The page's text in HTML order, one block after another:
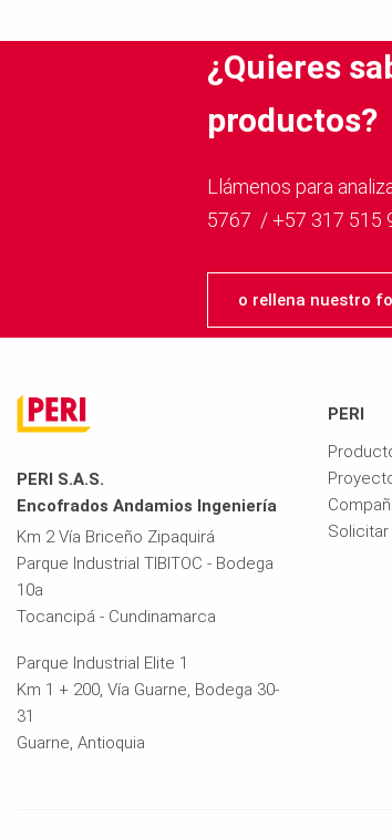
¿Quieres
productos?
Llámenos para
5767 / +57 317 515
o rellena nuestro
PERI S.A.S.
Encofrados Andamios Ingeniería
Km 2 Vía Briceño Zipaquirá
Parque Industrial TIBITOC - Bodega
10a
Tocancipá - Cundinamarca
Parque Industrial Elite 1
Km 1 + 200, Vía Guarne, Bodega 30-
31
Guarne, Antioquia
PERI